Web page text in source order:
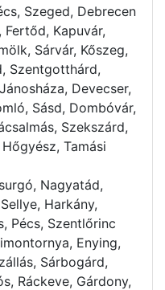
Szeged, Debrecen
Kapuvár,
Sárvár, Kőszeg,
Szentgotthárd,
Devecser,
Sásd, Dombóvár,
Szekszárd,
Tamási
Nagyatád,
Harkány,
Pécs, Szentlőrinc
Enying,
Sárbogárd,
Ráckeve, Gárdony,